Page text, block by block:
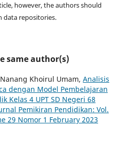
however, the authors should
data repositories.
same author(s)
Khoirul Umam, Analisis
dengan Model Pembelajaran
Kelas 4 UPT SD Negeri 68
Pemikiran Pendidikan: Vol.
29 Nomor 1 February 2023